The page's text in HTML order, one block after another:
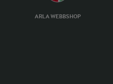
ARLA WEBBSHOP